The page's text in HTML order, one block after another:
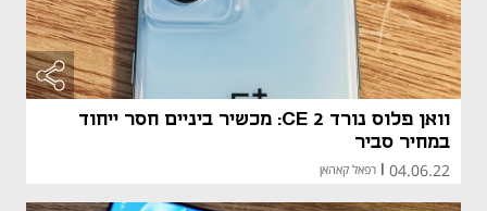
וואן פלוס נורד CE 2: מכשיר ביניים חסר ייחוד
במחיר סביר
04.06.22 רפאל קאהאן